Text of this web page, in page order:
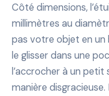
Côté dimensions,
millimètres au
pas votre objet en un
le glisser dans une
l’accrocher à un petit
manière